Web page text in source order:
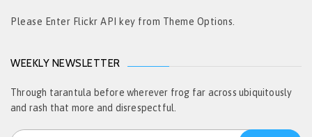
Please Enter Flickr API key from Theme Options.
WEEKLY NEWSLETTER
Through tarantula before wherever frog far across ubiquitously
and rash that more and disrespectful.